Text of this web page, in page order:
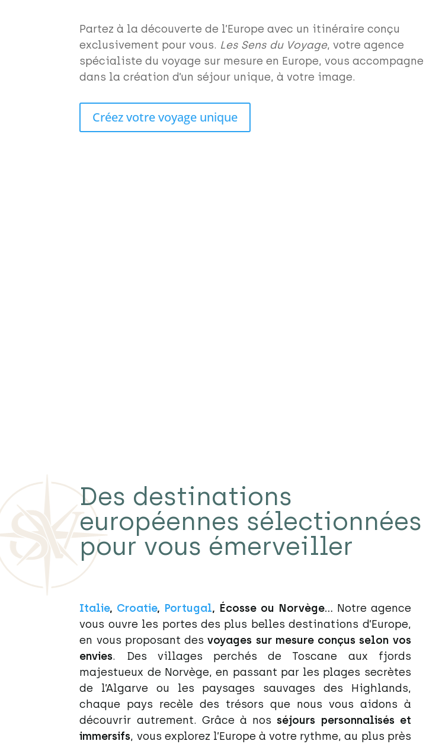
Partez à la découverte de l’Europe avec un itinéraire conçu
exclusivement pour vous. Les Sens du Voyage, votre agence
spécialiste du voyage sur mesure en Europe, vous accompagne
dans la création d’un séjour unique, à votre image.
Créez votre voyage unique
Des destinations
européennes sélectionnées
pour vous émerveiller
Italie, Croatie, Portugal, Écosse ou Norvège… Notre agence
vous ouvre les portes des plus belles destinations d’Europe,
en vous proposant desvoyages sur mesure conçus selon vos
envies. Des villages perchés de Toscane aux fjords
majestueux de Norvège, en passant par les plages secrètes
de l’Algarve ou les paysages sauvages des Highlands,
chaque pays recèle des trésors que nous vous aidons à
découvrir autrement. Grâce à nosséjours personnalisés et
immersifs, vous explorez l’Europe à votre rythme, au plus près